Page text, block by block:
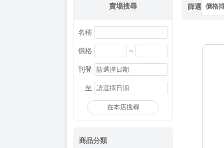
賣場搜尋
名稱
價格 ~
刊登
至
在本店搜尋
商品分類
篩選 價格